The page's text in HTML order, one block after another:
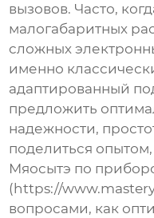
вызовов. Часто,
малогабаритных
сложных
именно
адаптированный
предложить
надежности,
поделиться
Мяосытэ по
(https://
вопросами, как